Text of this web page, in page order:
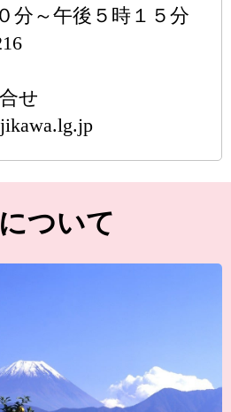
分～午後５時１５分
せ
ついて